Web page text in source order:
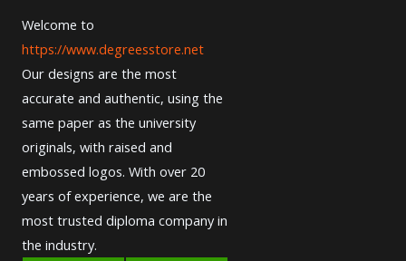
Welcome to
https://www.degreesstore.net
Our designs are the most
accurate and authentic, using the
same paper as the university
originals, with raised and
embossed logos. With over 20
years of experience, we are the
most trusted diploma company in
the industry.